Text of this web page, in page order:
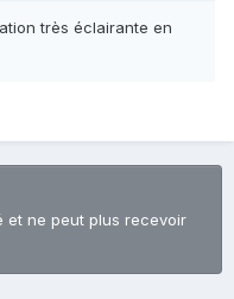
très éclairante en
et ne peut plus recevoir